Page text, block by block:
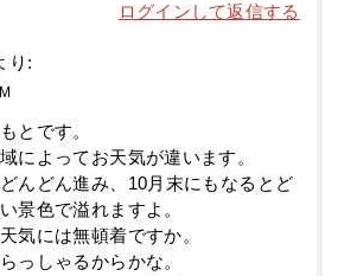
ログインして返信する
り:
とです。
によってお天気が違います。
んどん進み、10月末にもなるとど
景色で溢れますよ。
気には無頓着ですか。
っしゃるからかな。